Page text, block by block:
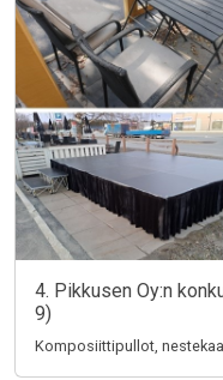
4. Pikkusen Oy:n
9)
Komposiittipullot,